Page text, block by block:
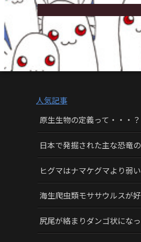
人気記事
原生生物の定義って・・・
日本で発掘された主な恐竜
ヒグマはナマケグマより弱
海生爬虫類モササウルスが
尻尾が絡まりダンゴ状にな